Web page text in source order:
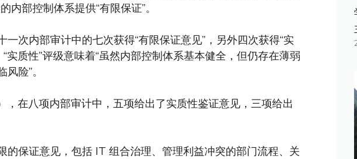
内部控制体系提供“有限保证”。
次内部审计中的七次获得“有限保证意见”，另外四次获得“实
实质性”评级意味着“虽然内部控制体系基本健全，但仍存在薄弱
险”。
在八项内部审计中，五项给出了实质性鉴证意见，三项给出
的保证意见，包括 IT 组合治理、管理利益冲突的部门流程、关